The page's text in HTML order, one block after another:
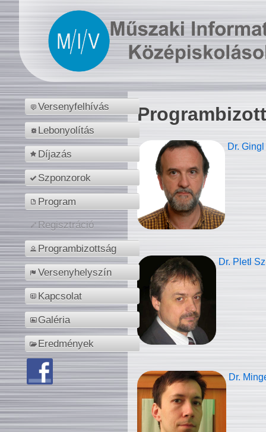
Versenyfelhívás
Lebonyolítás
Díjazás
Szponzorok
Program
Regisztráció
Programbizottság
Versenyhelyszín
Kapcsolat
Galéria
Eredmények
Dr.
Dr. Pletl
Dr.